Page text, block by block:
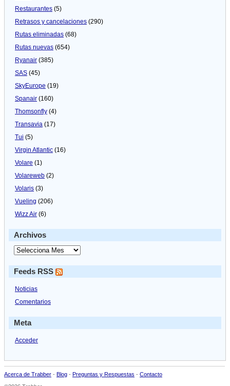
Restaurantes (5)
Retrasos y cancelaciones (290)
Rutas eliminadas (68)
Rutas nuevas (654)
Ryanair (385)
SAS (45)
SkyEurope (19)
Spanair (160)
Thomsonfly (4)
Transavia (17)
Tui (5)
Virgin Atlantic (16)
Volare (1)
Volareweb (2)
Volaris (3)
Vueling (206)
Wizz Air (6)
Archivos
Feeds RSS
Noticias
Comentarios
Meta
Acceder
Acerca de Trabber - Blog - Preguntas y Respuestas - Contacto